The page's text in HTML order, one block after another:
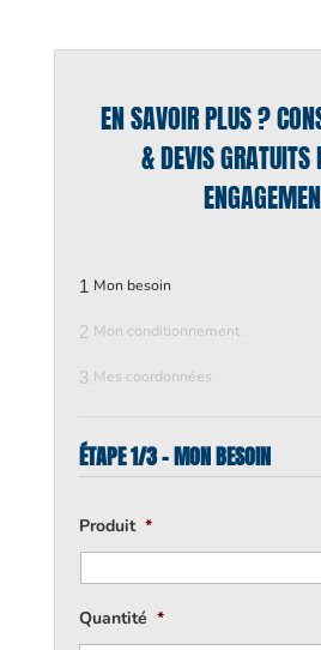
EN SAVOIR PLUS ?
& DEVIS GRATUITS
1 Mon besoin
2 Mon conditionnement
3 Mes coordonnées
ÉTAPE 1/3 - MON BESOIN
Produit *
Quantité *